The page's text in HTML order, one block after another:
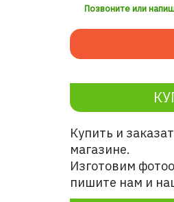
Позвоните или
Купить и
магазине.
Изготовим
пишите нам и